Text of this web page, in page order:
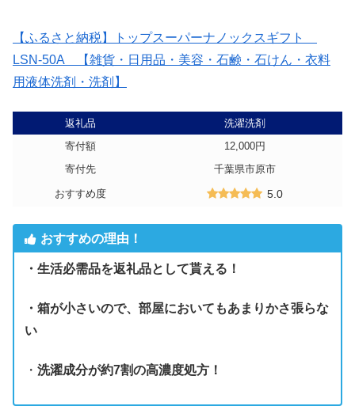
【ふるさと納税】トップスーパーナノックスギフト
LSN-50A 【雑貨・日用品・美容・石鹸・石けん・衣料
用液体洗剤・洗剤】
返礼品
洗濯洗剤
寄付額
12,000円
寄付先
千葉県市原市
おすすめ度 5.0
おすすめの理由！
・生活必需品を返礼品として貰える！
・箱が小さいので、部屋においてもあまりかさ張らな
い
・ 洗濯成分が約7割の高濃度処方！